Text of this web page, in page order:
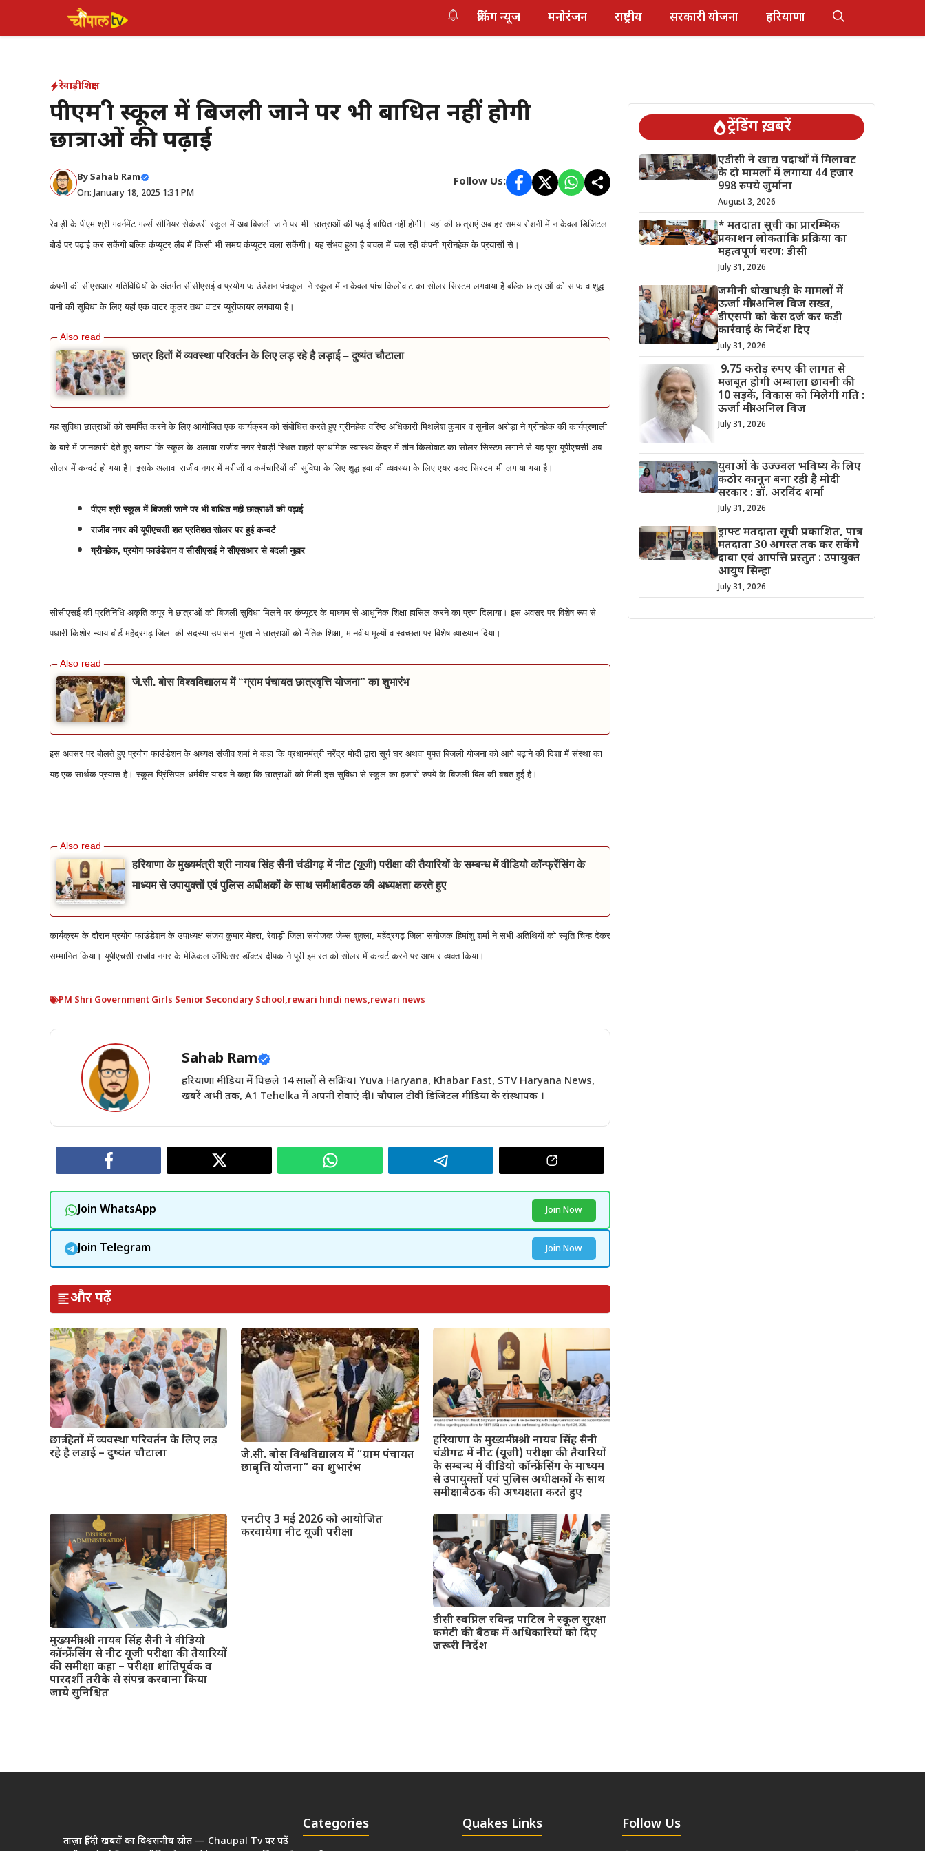
ब्रेकिंग न्यूज मनोरंजन राष्ट्रीय सरकारी योजना हरियाणा
रेवाड़ीशिक्षा
पीएम श्री स्कूल में बिजली जाने पर भी बाधित नहीं होगी
छात्राओं की पढ़ाई
By Sahab Ram
On: January 18, 2025 1:31 PM
Follow Us:
रेवाड़ी के पीएम श्री गवर्नमेंट गर्ल्स सीनियर सेकंडरी स्कूल में अब बिजली जाने पर भी छात्राओं की पढ़ाई बाधित नहीं होगी। यहां की छात्राएं अब हर समय रोशनी में न केवल डिजिटल
बोर्ड पर पढ़ाई कर सकेंगी बल्कि कंप्यूटर लैब में किसी भी समय कंप्यूटर चला सकेंगी। यह संभव हुआ है बावल में चल रही कंपनी ग्रीनहेक के प्रयासों से।
कंपनी की सीएसआर गतिविधियों के अंतर्गत सीसीएसई व प्रयोग फाउंडेशन पंचकूला ने स्कूल में न केवल पांच किलोवाट का सोलर सिस्टम लगवाया है बल्कि छात्राओं को साफ व शुद्ध
पानी की सुविधा के लिए यहां एक वाटर कूलर तथा वाटर प्यूरीफायर लगवाया है।
छात्र हितों में व्यवस्था परिवर्तन के लिए लड़ रहे है लड़ाई – दुष्यंत चौटाला
यह सुविधा छात्राओं को समर्पित करने के लिए आयोजित एक कार्यक्रम को संबोधित करते हुए ग्रीनहेक वरिष्ठ अधिकारी मिथलेश कुमार व सुनील अरोड़ा ने ग्रीनहेक की कार्यप्रणाली
के बारे में जानकारी देते हुए बताया कि स्कूल के अलावा राजीव नगर रेवाड़ी स्थित शहरी प्राथमिक स्वास्थ्य केंद्र में तीन किलोवाट का सोलर सिस्टम लगाने से यह पूरा यूपीएचसी अब
सोलर में कन्वर्ट हो गया है। इसके अलावा राजीव नगर में मरीजों व कर्मचारियों की सुविधा के लिए शुद्ध हवा की व्यवस्था के लिए एयर डक्ट सिस्टम भी लगाया गया है।
पीएम श्री स्कूल में बिजली जाने पर भी बाधित नही छात्राओं की पढ़ाई
राजीव नगर की यूपीएचसी शत प्रतिशत सोलर पर हुई कन्वर्ट
ग्रीनहेक, प्रयोग फाउंडेशन व सीसीएसई ने सीएसआर से बदली नुहार
सीसीएसई की प्रतिनिधि अकृति कपूर ने छात्राओं को बिजली सुविधा मिलने पर कंप्यूटर के माध्यम से आधुनिक शिक्षा हासिल करने का प्रण दिलाया। इस अवसर पर विशेष रूप से
पधारी किशोर न्याय बोर्ड महेंद्रगढ़ जिला की सदस्या उपासना गुप्ता ने छात्राओं को नैतिक शिक्षा, मानवीय मूल्यों व स्वच्छता पर विशेष व्याख्यान दिया।
जे.सी. बोस विश्वविद्यालय में “ग्राम पंचायत छात्रवृत्ति योजना” का शुभारंभ
इस अवसर पर बोलते हुए प्रयोग फाउंडेशन के अध्यक्ष संजीव शर्मा ने कहा कि प्रधानमंत्री नरेंद्र मोदी द्वारा सूर्य घर अथवा मुफ्त बिजली योजना को आगे बढ़ाने की दिशा में संस्था का
यह एक सार्थक प्रयास है। स्कूल प्रिंसिपल धर्मबीर यादव ने कहा कि छात्राओं को मिली इस सुविधा से स्कूल का हजारों रुपये के बिजली बिल की बचत हुई है।
हरियाणा के मुख्यमंत्री श्री नायब सिंह सैनी चंडीगढ़ में नीट (यूजी) परीक्षा की तैयारियों के सम्बन्ध में वीडियो कॉन्फ्रेंसिंग के
माध्यम से उपायुक्तों एवं पुलिस अधीक्षकों के साथ समीक्षाबैठक की अध्यक्षता करते हुए
कार्यक्रम के दौरान प्रयोग फाउंडेशन के उपाध्यक्ष संजय कुमार मेहरा, रेवाड़ी जिला संयोजक जेम्स शुक्ला, महेंद्रगढ़ जिला संयोजक हिमांशु शर्मा ने सभी अतिथियों को स्मृति चिन्ह देकर
सम्मानित किया। यूपीएचसी राजीव नगर के मेडिकल ऑफिसर डॉक्टर दीपक ने पूरी इमारत को सोलर में कन्वर्ट करने पर आभार व्यक्त किया।
PM Shri Government Girls Senior Secondary School,rewari hindi news,rewari news
Sahab Ram
हरियाणा मीडिया में पिछले 14 सालों से सक्रिय। Yuva Haryana, Khabar Fast, STV Haryana News,
खबरें अभी तक, A1 Tehelka में अपनी सेवाएं दी। चौपाल टीवी डिजिटल मीडिया के संस्थापक ।
Join WhatsApp Join Now
Join Telegram Join Now
और पढ़ें
छात्र हितों में व्यवस्था परिवर्तन के लिए लड़
रहे है लड़ाई – दुष्यंत चौटाला
जे.सी. बोस विश्वविद्यालय में “ग्राम पंचायत
छात्रवृत्ति योजना” का शुभारंभ
हरियाणा के मुख्यमंत्री श्री नायब सिंह सैनी
चंडीगढ़ में नीट (यूजी) परीक्षा की तैयारियों
के सम्बन्ध में वीडियो कॉन्फ्रेंसिंग के माध्यम
से उपायुक्तों एवं पुलिस अधीक्षकों के साथ
समीक्षाबैठक की अध्यक्षता करते हुए
मुख्यमंत्री श्री नायब सिंह सैनी ने वीडियो
कॉन्फ्रेंसिंग से नीट यूजी परीक्षा की तैयारियों
की समीक्षा कहा – परीक्षा शांतिपूर्वक व
पारदर्शी तरीके से संपन्न करवाना किया
जाये सुनिश्चित
एनटीए 3 मई 2026 को आयोजित
करवायेगा नीट यूजी परीक्षा
डीसी स्वप्निल रविन्द्र पाटिल ने स्कूल सुरक्षा
कमेटी की बैठक में अधिकारियों को दिए
जरूरी निर्देश
ट्रेंडिंग ख़बरें
एडीसी ने खाद्य पदार्थों में मिलावट
के दो मामलों में लगाया 44 हजार
998 रुपये जुर्माना
August 3, 2026
* मतदाता सूची का प्रारम्भिक
प्रकाशन लोकतांत्रिक प्रक्रिया का
महत्वपूर्ण चरण: डीसी
July 31, 2026
जमीनी धोखाधड़ी के मामलों में
ऊर्जा मंत्री अनिल विज सख्त,
डीएसपी को केस दर्ज कर कड़ी
कार्रवाई के निर्देश दिए
July 31, 2026
9.75 करोड़ रुपए की लागत से
मजबूत होगी अम्बाला छावनी की
10 सड़कें, विकास को मिलेगी गति :
ऊर्जा मंत्री अनिल विज
July 31, 2026
युवाओं के उज्ज्वल भविष्य के लिए
कठोर कानून बना रही है मोदी
सरकार : डॉ. अरविंद शर्मा
July 31, 2026
ड्राफ्ट मतदाता सूची प्रकाशित, पात्र
मतदाता 30 अगस्त तक कर सकेंगे
दावा एवं आपत्ति प्रस्तुत : उपायुक्त
आयुष सिन्हा
July 31, 2026
ताज़ा हिंदी खबरों का विश्वसनीय स्रोत — Chaupal Tv पर पढ़ें
Categories Quakes Links Follow Us